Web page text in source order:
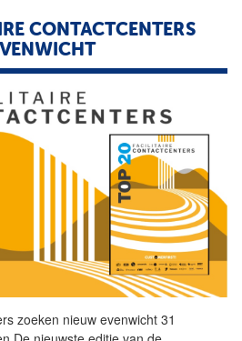
CONTACTCENTERS
zoeken nieuw evenwicht 31